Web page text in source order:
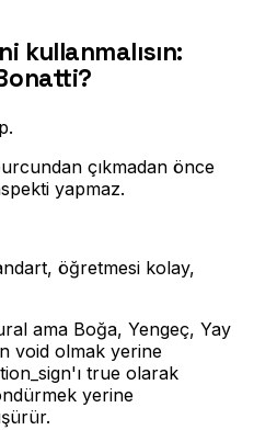
kullanmalısın:
.
çıkmadan önce
yapmaz.
öğretmesi kolay,
ama Boğa, Yengeç, Yay
void olmak yerine
true olarak
yerine
.